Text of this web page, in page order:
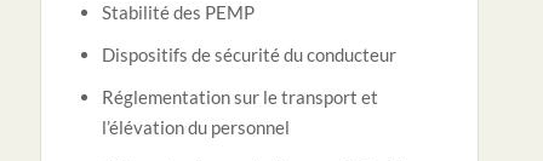
Stabilité des PEMP
Dispositifs de sécurité du conducteur
Réglementation sur le transport et
l’élévation du personnel